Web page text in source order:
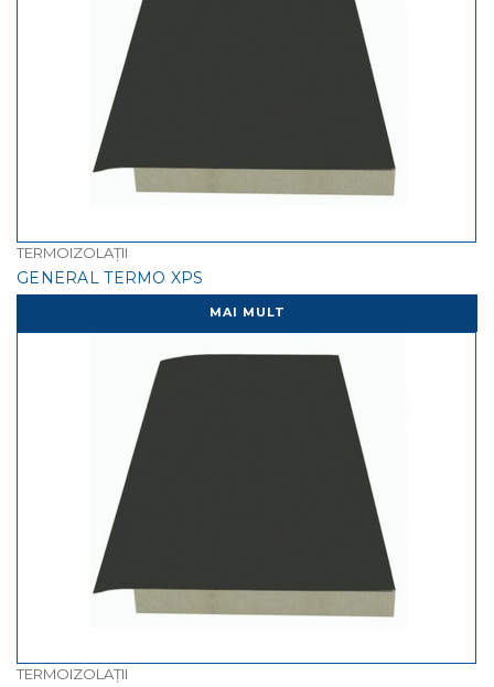
TERMOIZOLAȚII
GENERAL TERMO XPS
MAI MULT
TERMOIZOLAȚII